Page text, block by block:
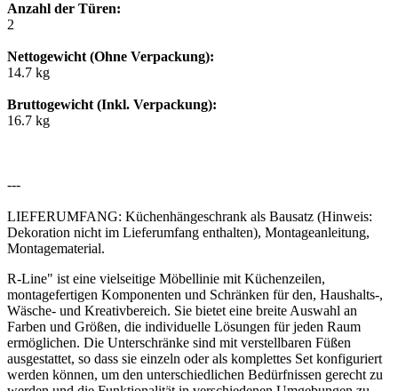
Anzahl der Türen:
2
Nettogewicht (Ohne Verpackung):
14.7 kg
Bruttogewicht (Inkl. Verpackung):
16.7 kg
---
LIEFERUMFANG: Küchenhängeschrank als Bausatz (Hinweis:
Dekoration nicht im Lieferumfang enthalten), Montageanleitung,
Montagematerial.
R-Line" ist eine vielseitige Möbellinie mit Küchenzeilen,
montagefertigen Komponenten und Schränken für den, Haushalts-,
Wäsche- und Kreativbereich. Sie bietet eine breite Auswahl an
Farben und Größen, die individuelle Lösungen für jeden Raum
ermöglichen. Die Unterschränke sind mit verstellbaren Füßen
ausgestattet, so dass sie einzeln oder als komplettes Set konfiguriert
werden können, um den unterschiedlichen Bedürfnissen gerecht zu